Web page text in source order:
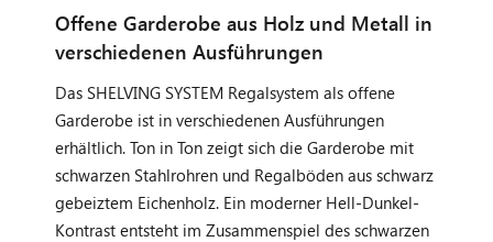
Offene Garderobe aus Holz und Metall in
verschiedenen Ausführungen
Das SHELVING SYSTEM Regalsystem als offene
Garderobe ist in verschiedenen Ausführungen
erhältlich. Ton in Ton zeigt sich die Garderobe mit
schwarzen Stahlrohren und Regalböden aus schwarz
gebeiztem Eichenholz. Ein moderner Hell-Dunkel-
Kontrast entsteht im Zusammenspiel des schwarzen